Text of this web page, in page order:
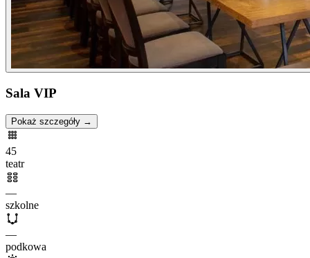
Sala VIP
Pokaż szczegóły →
45
teatr
—
szkolne
—
podkowa